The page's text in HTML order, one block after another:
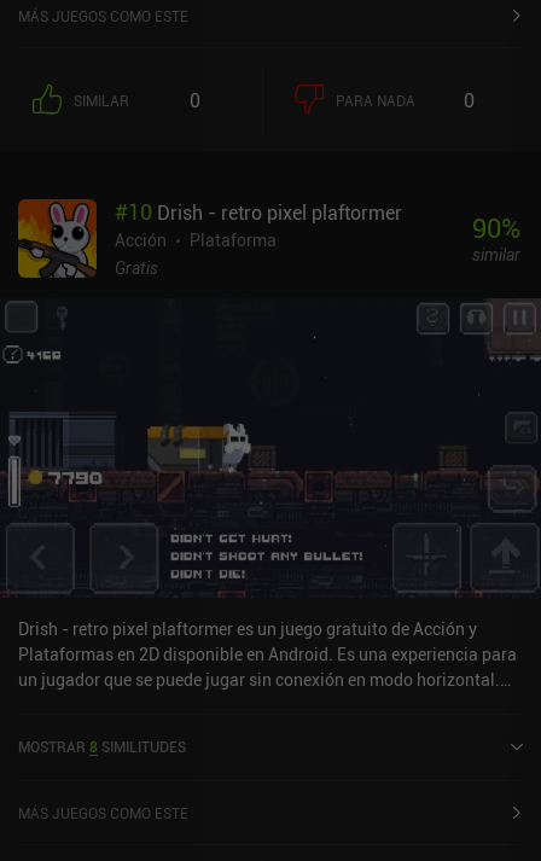
MÁS JUEGOS COMO ESTE
SIMILAR 0 PARA NADA 0
#10 Drish - retro pixel plaftormer
Acción
Plataforma
Gratis
90%
similar
Drish - retro pixel plaftormer es un juego gratuito de Acción y
Plataformas en 2D disponible en Android. Es una experiencia para
un jugador que se puede jugar sin conexión en modo horizontal.
MOSTRAR 8 SIMILITUDES
MÁS JUEGOS COMO ESTE